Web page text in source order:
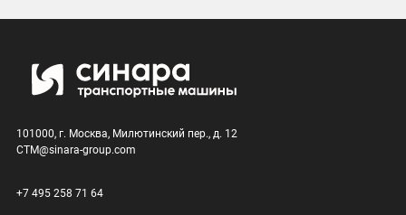
101000, г. Москва, Милютинский пер., д. 12
CTM@sinara-group.com
+7 495 258 71 64